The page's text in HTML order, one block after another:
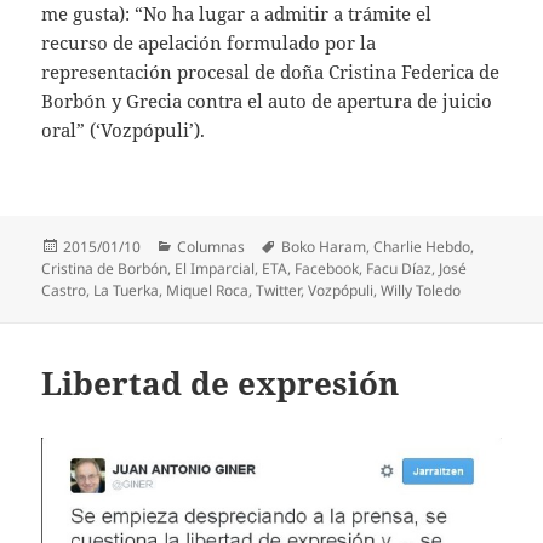
me gusta): “No ha lugar a admitir a trámite el
recurso de apelación formulado por la
representación procesal de doña Cristina Federica de
Borbón y Grecia contra el auto de apertura de juicio
oral” (‘Vozpópuli’).
Publicado
el
2015/01/10 Categorías
Columnas Etiquetas
Boko Haram,Charlie Hebdo,
Cristina de Borbón, El Imparcial, ETA, Facebook, Facu Díaz, José
Castro, La Tuerka, Miquel Roca,Twitter,Vozpópuli,Willy Toledo
Libertad de expresión